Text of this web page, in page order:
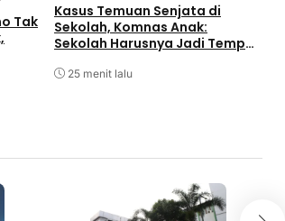
Tak
Kasus Temuan Senjata di
Sekolah, Komnas Anak:
Sekolah Harusnya Jadi Tempat
25 menit lalu